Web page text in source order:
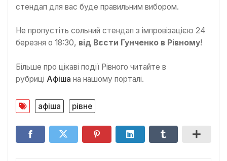
стендап для вас буде правильним вибором.
Не пропустіть сольний стендап з імпровізацією 24
березня о 18:30, від Вєсти Гунченко в Рівному!
Більше про цікаві події Рівного читайте в
рубриці Афіша на нашому порталі.
афіша рівне